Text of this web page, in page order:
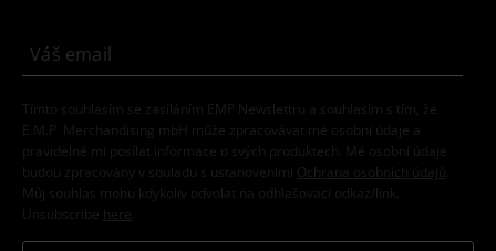
Tímto souhlasím se zasíláním EMP Newslettru a souhlasím s tím, že
E.M.P. Merchandising mbH může zpracovávat mé osobní údaje a
pravidelně mi posílat informace o svých produktech. Mé osobní údaje
budou zpracovány v souladu s ustanoveními
Ochrana osobních údajů
Můj souhlas mohu kdykoliv odvolat na odhlašovací odkaz/link.
Unsubscribe here